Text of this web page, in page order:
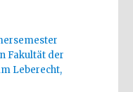
Fakultät der
Leberecht,